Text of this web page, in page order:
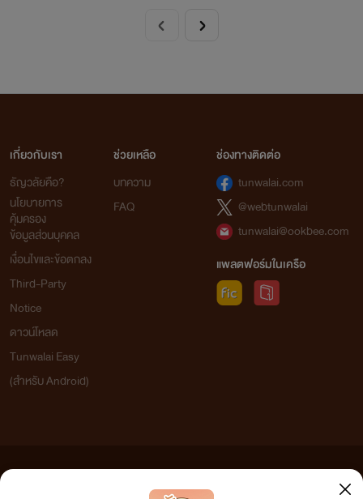
เกี่ยวกับเรา
ธัญวลัยคือ?
นโยบายการ
คุ้มครอง
ข้อมูลส่วนบุคคล
เงื่อนไขและข้อตกลง
Third-Party
Notice
ดาวน์โหลด
Tunwalai Easy
(สำหรับ Android)
ช่วยเหลือ
บทความ
FAQ
ช่องทางติดต่อ
tunwalai.com
@webtunwalai
tunwalai@ookbee.com
แพลตฟอร์มในเครือ